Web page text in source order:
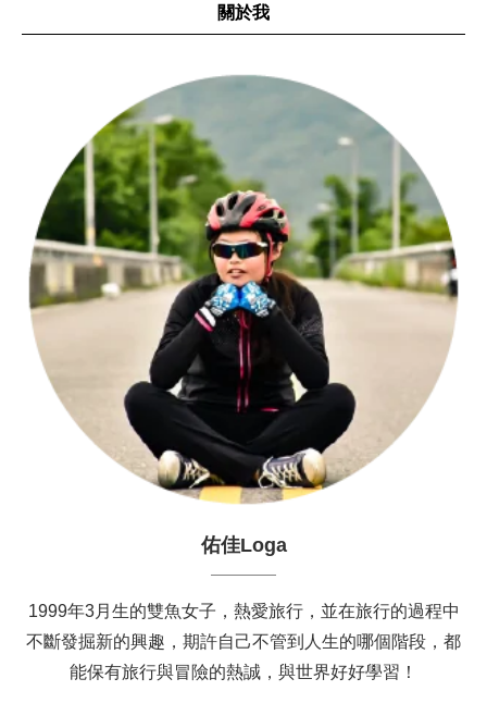
關於我
佑佳Loga
1999年3月生的雙魚女子，熱愛旅行，並在旅行的過程中
不斷發掘新的興趣，期許自己不管到人生的哪個階段，都
能保有旅行與冒險的熱誠，與世界好好學習！